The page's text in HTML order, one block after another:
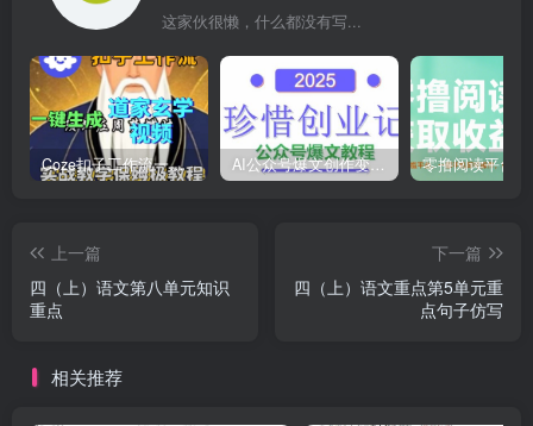
这家伙很懒，什么都没有写...
Coze扣子工作流一键生成道家玄学短视频，实战保姆级教程 AI公众号爆文创作变现，2025公众号爆文教程(包含指令)
上一篇
四（上）语文第八单元知识
重点
下一篇
四（上）语文重点第5单元重
点句子仿写
相关推荐